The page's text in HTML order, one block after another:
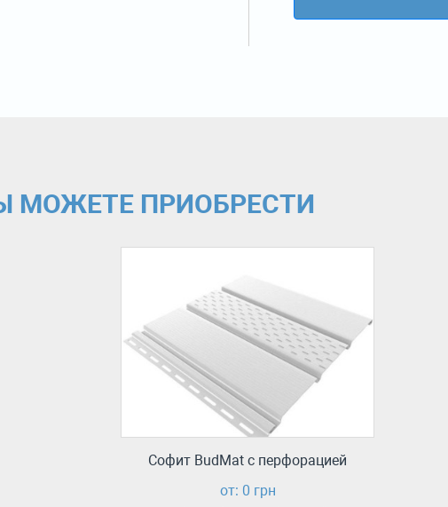
МОЖЕТЕ ПРИОБРЕСТИ
Софит BudMat с перфорацией
от: 0 грн